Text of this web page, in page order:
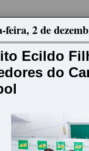
feira, 2 de
Ecildo
do